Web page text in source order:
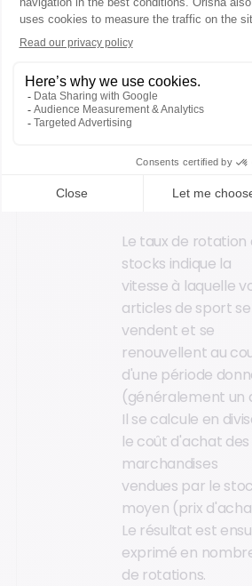
Déterminer
rotation
des stocks
Comment
de rotation
stocks ?
Le taux de rotation
stocks indique la
vitesse à laquelle
articles de sport se
vendent et se
renouvellent au
d'une période
(généralement un
Il se calcule en
le coût d'achat des
marchandises
vendues par le
moyen (prix
Le résultat est
exprimé en
de rotations.